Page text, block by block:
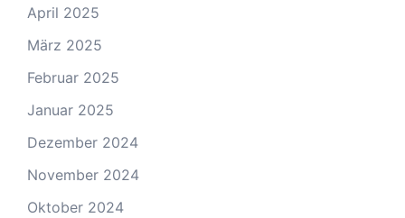
April 2025
März 2025
Februar 2025
Januar 2025
Dezember 2024
November 2024
Oktober 2024